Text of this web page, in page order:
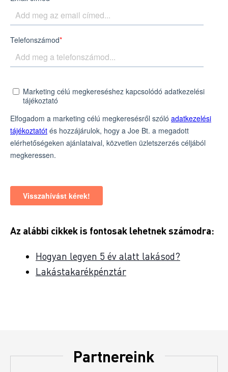
Az alábbi cikkek is fontosak lehetnek számodra:
Hogyan legyen 5 év alatt lakásod?
Lakástakarékpénztár
Partnereink